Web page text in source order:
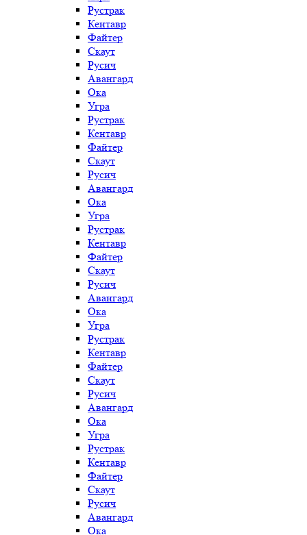
Рустрак
Кентавр
Файтер
Скаут
Русич
Авангард
Ока
Угра
Рустрак
Кентавр
Файтер
Скаут
Русич
Авангард
Ока
Угра
Рустрак
Кентавр
Файтер
Скаут
Русич
Авангард
Ока
Угра
Рустрак
Кентавр
Файтер
Скаут
Русич
Авангард
Ока
Угра
Рустрак
Кентавр
Файтер
Скаут
Русич
Авангард
Ока